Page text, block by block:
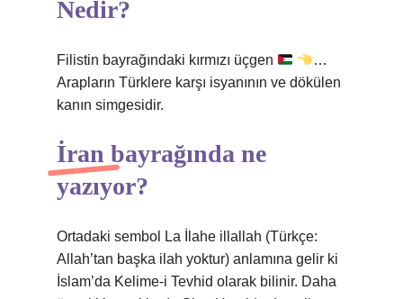
Nedir?
Filistin bayrağındaki kırmızı üçgen
…
Arapların Türklere karşı isyanının ve dökülen
kanın simgesidir.
İran bayrağında ne
yazıyor?
Ortadaki sembol La İlahe illallah (Türkçe:
Allah’tan başka ilah yoktur) anlamına gelir ki
İslam’da Kelime-i Tevhid olarak bilinir. Daha